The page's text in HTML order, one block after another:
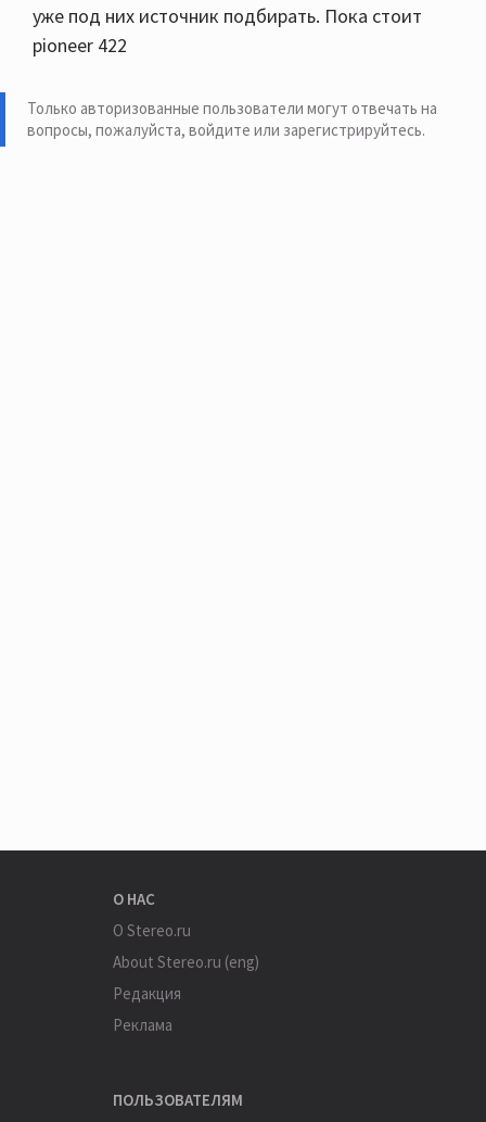
уже под них источник подбирать. Пока стоит
pioneer 422
Только авторизованные пользователи могут отвечать на
вопросы, пожалуйста, войдите или зарегистрируйтесь.
О НАС
О Stereo.ru
About Stereo.ru (eng)
Редакция
Реклама
ПОЛЬЗОВАТЕЛЯМ